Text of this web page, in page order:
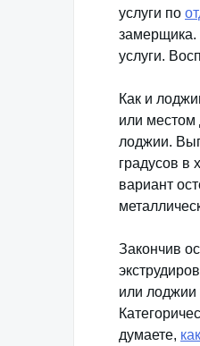
услуги по
замерщика.
услуги.
Как и
или местом
лоджии.
градусов в
вариант
Закончив
или лоджии
думаете,